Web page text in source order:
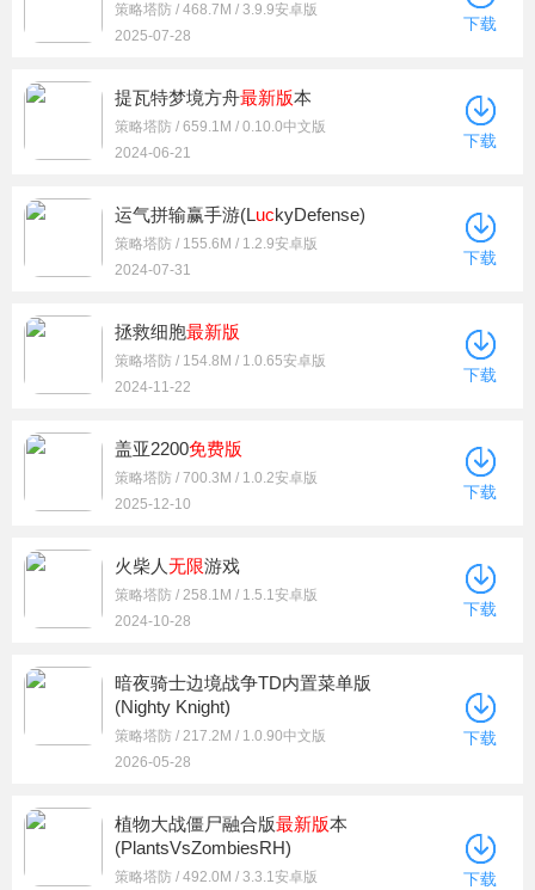
策略塔防 / 468.7M / 3.9.9安卓版
2025-07-28
下载
提瓦特梦境方舟最新版本
策略塔防 / 659.1M / 0.10.0中文版
2024-06-21
下载
运气拼输赢手游(LuckyDefense)
策略塔防 / 155.6M / 1.2.9安卓版
2024-07-31
下载
拯救细胞最新版
策略塔防 / 154.8M / 1.0.65安卓版
2024-11-22
下载
盖亚2200免费版
策略塔防 / 700.3M / 1.0.2安卓版
2025-12-10
下载
火柴人无限游戏
策略塔防 / 258.1M / 1.5.1安卓版
2024-10-28
下载
暗夜骑士边境战争TD内置菜单版
(Nighty Knight)
策略塔防 / 217.2M / 1.0.90中文版
2026-05-28
下载
植物大战僵尸融合版最新版本
(PlantsVsZombiesRH)
策略塔防 / 492.0M / 3.3.1安卓版
下载